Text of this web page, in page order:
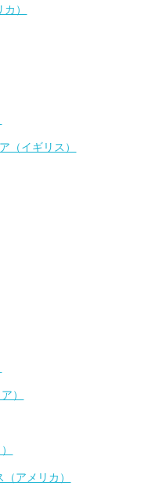
）
（イギリス）
）
アメリカ）